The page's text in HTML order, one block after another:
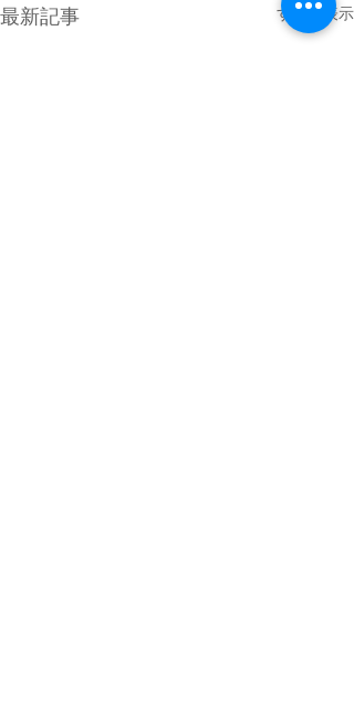
最新記事 すべて表示